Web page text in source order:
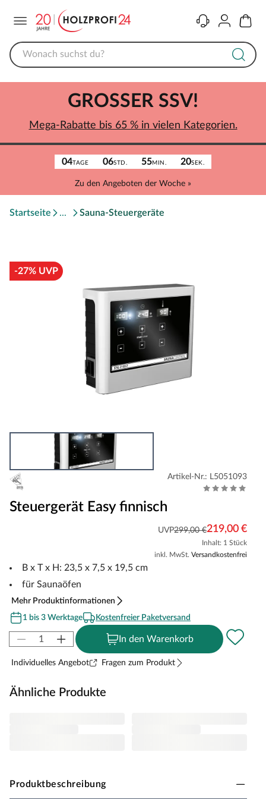
KontaktKonto
04TAGE 06STD. 55MIN. 20SEK.
Zu den Angeboten der Woche »
GROSSER SSV!
Mega-Rabatte bis 65 % in vielen Kategorien.
Startseite Sauna-Steuergeräte
-27% UVP
Artikel-Nr.: L5051093
Steuergerät Easy finnisch
UVP299,00 €219,00 €
Inhalt: 1 Stück
inkl. MwSt. Versandkostenfrei
B x T x H: 23,5 x 7,5 x 19,5 cm
für Saunaöfen
Mehr Produktinformationen
1 bis 3 Werktage
Kostenfreier Paketversand
In den Warenkorb
Individuelles Angebot Fragen zum Produkt
Ähnliche Produkte
Produktbeschreibung